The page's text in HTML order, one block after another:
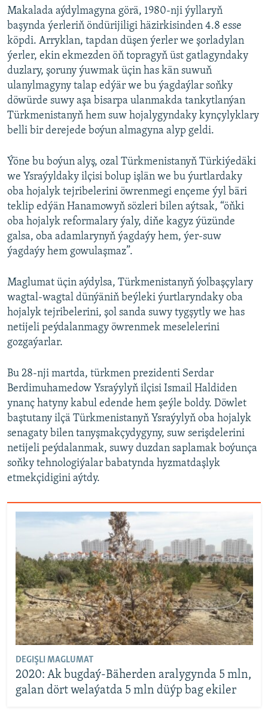
Makalada aýdylmagyna görä, 1980-nji ýyllaryň
başynda ýerleriň öndürijiligi häzirkisinden 4.8 esse
köpdi. Arryklan, tapdan düşen ýerler we şorladylan
ýerler, ekin ekmezden öň topragyň üst gatlagyndaky
duzlary, şoruny ýuwmak üçin has kän suwuň
ulanylmagyny talap edýär we bu ýagdaýlar soňky
döwürde suwy aşa bisarpa ulanmakda tankytlanýan
Türkmenistanyň hem suw hojalygyndaky kynçylyklary
belli bir derejede boýun almagyna alyp geldi.
Ýöne bu boýun alyş, ozal Türkmenistanyň Türkiýedäki
we Ysraýyldaky ilçisi bolup işlän we bu ýurtlardaky
oba hojalyk tejribelerini öwrenmegi ençeme ýyl bäri
teklip edýän Hanamowyň sözleri bilen aýtsak, “öňki
oba hojalyk reformalary ýaly, diňe kagyz ýüzünde
galsa, oba adamlarynyň ýagdaýy hem, ýer-suw
ýagdaýy hem gowulaşmaz”.
Maglumat üçin aýdylsa, Türkmenistanyň ýolbaşçylary
wagtal-wagtal dünýäniň beýleki ýurtlaryndaky oba
hojalyk tejribelerini, şol sanda suwy tygşytly we has
netijeli peýdalanmagy öwrenmek meselelerini
gozgaýarlar.
Bu 28-nji martda, türkmen prezidenti Serdar
Berdimuhamedow Ysraýylyň ilçisi Ismail Haldiden
ynanç hatyny kabul edende hem şeýle boldy. Döwlet
baştutany ilçä Türkmenistanyň Ysraýylyň oba hojalyk
senagaty bilen tanyşmakçydygyny, suw serişdelerini
netijeli peýdalanmak, suwy duzdan saplamak boýunça
soňky tehnologiýalar babatynda hyzmatdaşlyk
etmekçidigini aýtdy.
DEGIŞLI MAGLUMAT
2020: Ak bugdaý-Bäherden aralygynda 5 mln,
galan dört welaýatda 5 mln düýp bag ekiler